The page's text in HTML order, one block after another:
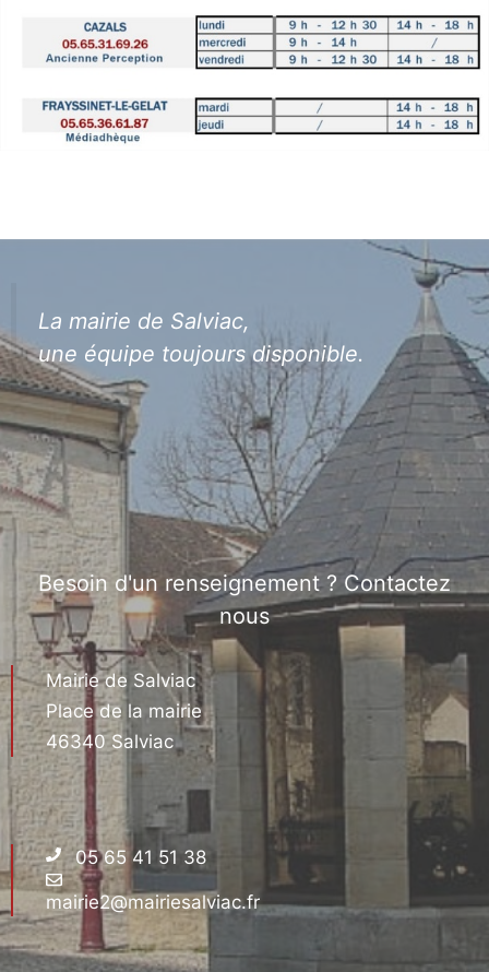
La mairie de Salviac,
une équipe toujours disponible.
Besoin d'un renseignement ? Contactez
nous
Mairie de Salviac
Place de la mairie
46340 Salviac
05 65 41 51 38
mairie2@mairiesalviac.fr